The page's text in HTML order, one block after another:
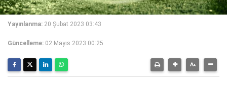
Yayınlanma: 20 Şubat 2023 03:43
Güncelleme: 02 Mayıs 2023 00:25